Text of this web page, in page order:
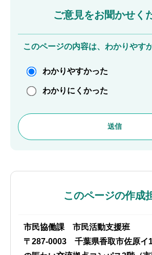
ご意見をお聞かせく
このページの内容は、わかりやす
わかりやすかった
わかりにくかった
このページの作成
市民協働課 市民活動支援班
〒287-0003 千葉県香取市佐原イ